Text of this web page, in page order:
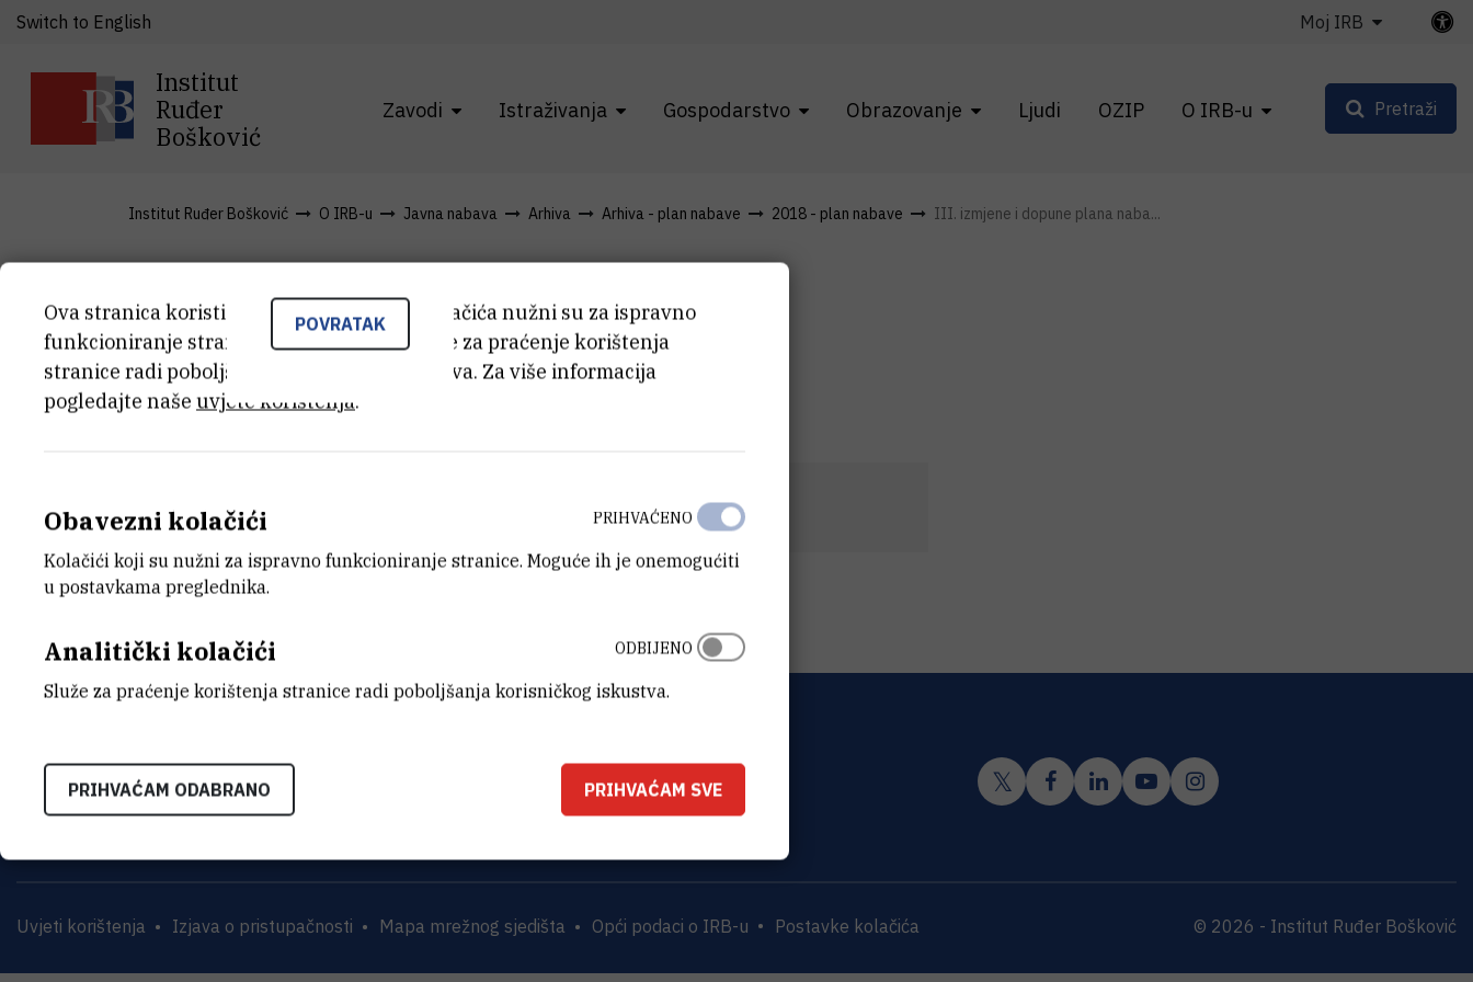
Institut
Ruđer
Bošković
Zavodi Istraživanja Gospodarstvo Obrazovanje Ljudi OZIP O IRB-u
Switch to English Moj IRB
Pretraži
Institut Ruđer Bošković O IRB-u Javna nabava Arhiva Arhiva - plan nabave 2018 - plan nabave III. izmjene i dopune plana naba...
III. izmjene i dopune
plana nabave 2018.
III. izmjene i dopune plana nabave 2018. (138,8 kB)
INSTITUT RUĐER BOŠKOVIĆ
Bijenička cesta 54, 10000 Zagreb
KONTAKTIRAJTE NAS
Uvjeti korištenja Izjava o pristupačnosti Mapa mrežnog sjedišta Opći podaci o IRB-u Postavke kolačića © 2026 - Institut Ruđer Bošković
POVRATAK
Ova stranica koristi kolačiće. Neki od tih kolačića nužni su za ispravno
funkcioniranje stranice, dok se drugi koriste za praćenje korištenja
stranice radi poboljšanja korisničkog iskustva. Za više informacija
pogledajte naše uvjete korištenja.
Obavezni kolačići
Kolačići koji su nužni za ispravno funkcioniranje stranice. Moguće ih je onemogućiti
u postavkama preglednika.
PRIHVAĆENO
Analitički kolačići
Služe za praćenje korištenja stranice radi poboljšanja korisničkog iskustva.
ODBIJENO
PRIHVAĆAM ODABRANO PRIHVAĆAM SVE